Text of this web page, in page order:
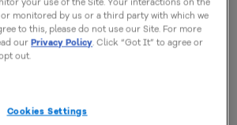
ventajas
monitored by us or a third party with which we
to this, please do not use our Site. For more
ourPrivacy Policy. Click “Got It” to agree or
out.
Cookies Settings